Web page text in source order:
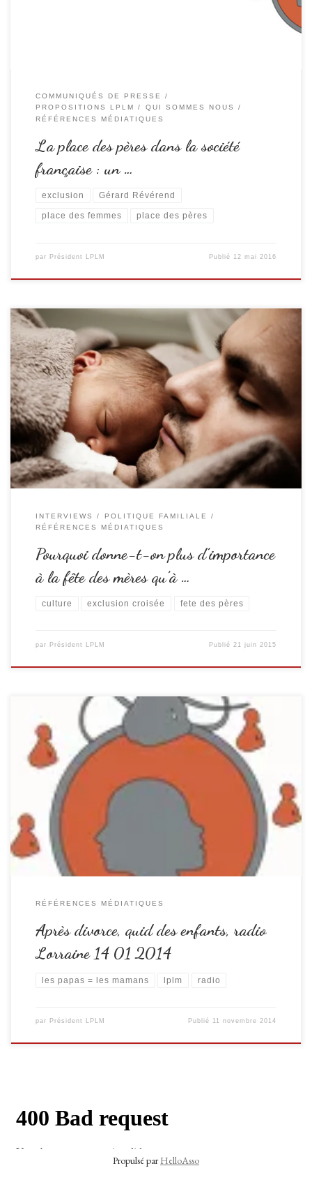
COMMUNIQUÉS DE PRESSE
PROPOSITIONS LPLM
QUI SOMMES NOUS
RÉFÉRENCES MÉDIATIQUES
La place des pères dans la société
française : un …
exclusion Gérard Révérend
place des femmes place des pères
par Président LPLM Publié 12 mai 2016
Romain Duriez 21.06.2015 Un papa et son enfant | Pixabay License by Si
le rôle des papas semble progressivement se rapprocher de celui des
mamans, la fête des mères a toujours été plus importante que celle des
pères. Un phénomène qui relève surtout d’une question sociétale. Si les
Français dépensent […]
INTERVIEWS
POLITIQUE FAMILIALE
RÉFÉRENCES MÉDIATIQUES
Pourquoi donne-t-on plus d’importance
à la fête des mères qu’à …
culture exclusion croisée fete des pères
par Président LPLM Publié 21 juin 2015
Pensions alimentaires, conflits, divorces par consentement mutuel, les
thématiques liées à la séparation et au delà à la place individuelle de
chaque parent est l’objet de polémiques. Gérard Révérend livre ici ce
que l’association a établi depuis plus de 6 ans, pas de solution à l’emporte
pièce, individualisation des situations […]
RÉFÉRENCES MÉDIATIQUES
Après divorce, quid des enfants, radio
Lorraine 14 01 2014
les papas = les mamans lplm radio
par Président LPLM Publié 11 novembre 2014
Propulsé parHelloAsso